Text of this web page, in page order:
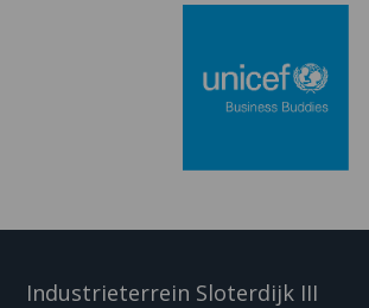
Industrieterrein Sloterdijk III